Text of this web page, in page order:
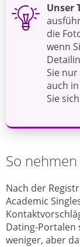
Unser
die
wenn
Sie nur
auch
Sie
So
Nach der
Academic
Dating-Portalen
weniger, aber